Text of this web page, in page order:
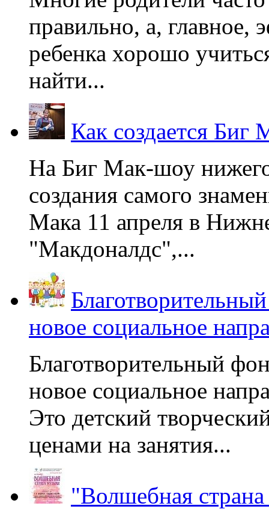
правильно, а, главное,
ребенка хорошо
найти...
Как создается Биг
На Биг Мак-шоу
создания самого
Мака 11 апреля в
"Макдоналдс",...
новое социальное
Благотворительный
новое социальное
Это детский
ценами на занятия...
"Волшебная